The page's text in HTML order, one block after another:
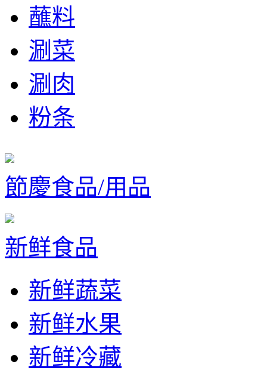
蘸料
涮菜
涮肉
粉条
節慶食品/用品
新鲜食品
新鲜蔬菜
新鲜水果
新鲜冷藏